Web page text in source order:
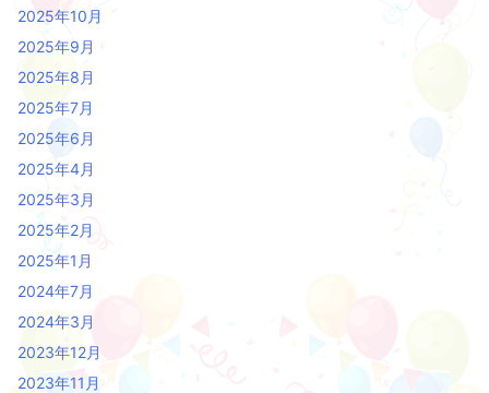
2025年10月
2025年9月
2025年8月
2025年7月
2025年6月
2025年4月
2025年3月
2025年2月
2025年1月
2024年7月
2024年3月
2023年12月
2023年11月